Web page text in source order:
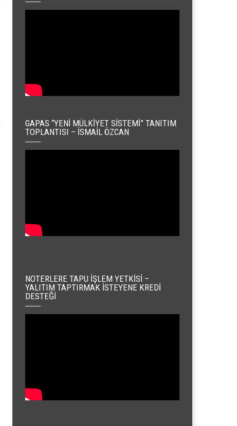
GAPAS “YENI MÜLKIYET SISTEMI” TANITIM
TOPLANTISI – İSMAIL ÖZCAN
NOTERLERE TAPU İŞLEM YETKISI –
YALITIM TAPTIRMAK İSTEYENE KREDI
DESTEĞI